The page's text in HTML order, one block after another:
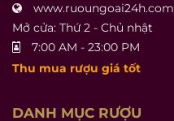
www.ruoungoai24h.com
Mở cửa: Thứ 2 - Chủ nhật
7:00 AM - 23:00 PM
Thu mua rượu giá tốt
DANH MỤC RƯỢU